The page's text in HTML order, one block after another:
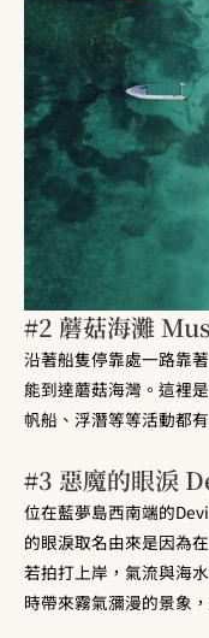
#2 蘑菇海灘
沿著船隻停靠處一路靠
能到達蘑菇海灣。這裡是
帆船、浮潛等等活動都有
#3 惡魔的眼淚
位在藍夢島西南端的
的眼淚取名由來是因為
若拍打上岸，氣流與海
時帶來霧氣瀰漫的景象